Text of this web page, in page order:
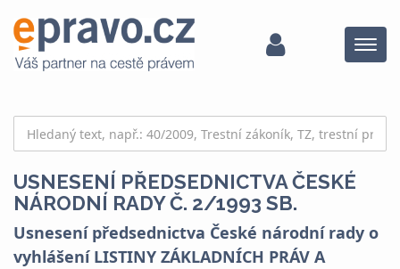
Menu
USNESENÍ PŘEDSEDNICTVA ČESKÉ
NÁRODNÍ RADY Č. 2/1993 SB.
Usnesení předsednictva České národní rady o
vyhlášení LISTINY ZÁKLADNÍCH PRÁV A